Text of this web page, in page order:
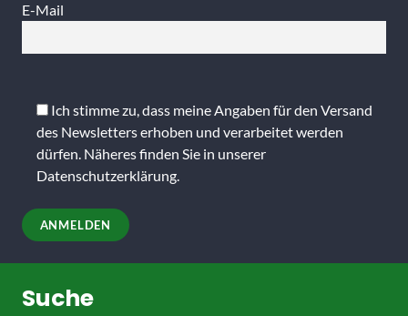
E-Mail
lasse
dieses
Feld
leer.
Ich stimme zu, dass meine Angaben für den Versand
des Newsletters erhoben und verarbeitet werden
dürfen. Näheres finden Sie in unserer
Datenschutzerklärung.
Suche